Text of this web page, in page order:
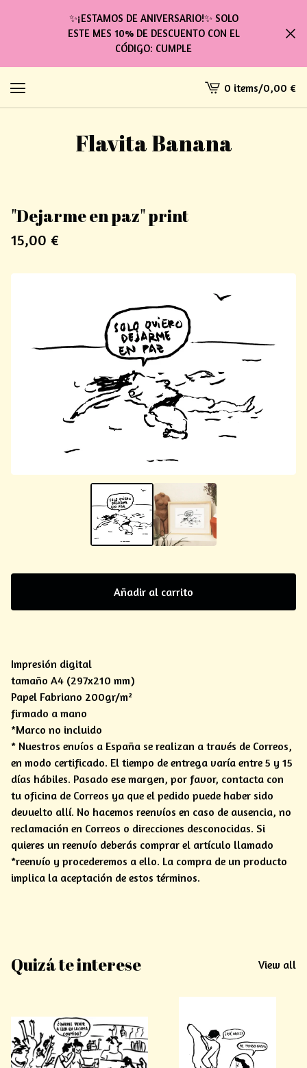
✨¡ESTAMOS DE ANIVERSARIO!✨ SOLO
ESTE MES 10% DE DESCUENTO CON EL
CÓDIGO: CUMPLE
View
cart
0 items/0,00 €
Flavita Banana
"Dejarme en paz" print
15,00 €
Añadir al carrito
Impresión digital
tamaño A4 (297x210 mm)
Papel Fabriano 200gr/m²
firmado a mano
*Marco no incluido
* Nuestros envíos a España se realizan a través de Correos,
en modo certificado. El tiempo de entrega varía entre 5 y 15
días hábiles. Pasado ese margen, por favor, contacta con
tu oficina de Correos ya que el pedido puede haber sido
devuelto allí. No hacemos reenvíos en caso de ausencia, no
reclamación en Correos o direcciones desconocidas. Si
quieres un reenvío deberás comprar el artículo llamado
*reenvío y procederemos a ello. La compra de un producto
implica la aceptación de estos términos.
Quizá te interese View all